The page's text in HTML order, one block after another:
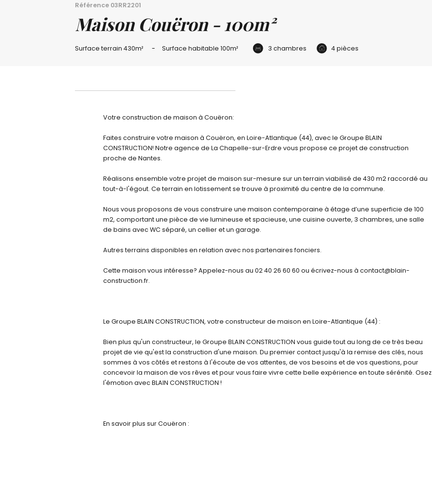
Référence 03RR2201
Maison Couëron - 100m²
Surface terrain 430m² Surface habitable100m² 3 chambres 4 pièces
Votre construction de maison à Couëron:
Faites construire votre maison à Couëron, en Loire-Atlantique (44), avec le Groupe BLAIN
CONSTRUCTION! Notre agence de La Chapelle-sur-Erdre vous propose ce projet de construction
proche de Nantes.
Réalisons ensemble votre projet de maison sur-mesure sur un terrain viabilisé de 430 m2 raccordé au
tout-à-l'égout. Ce terrain en lotissement se trouve à proximité du centre de la commune.
Nous vous proposons de vous construire une maison contemporaine à étage d’une superficie de 100
m2, comportant une pièce de vie lumineuse et spacieuse, une cuisine ouverte, 3 chambres, une salle
de bains avec WC séparé, un cellier et un garage.
Autres terrains disponibles en relation avec nos partenaires fonciers.
Cette maison vous intéresse? Appelez-nous au 02 40 26 60 60 ou écrivez-nous à contact@blain-
construction.fr.
Le Groupe BLAIN CONSTRUCTION, votre constructeur de maison en Loire-Atlantique (44) :
Bien plus qu'un constructeur, le Groupe BLAIN CONSTRUCTION vous guide tout au long de ce très beau
projet de vie qu'est la construction d'une maison. Du premier contact jusqu'à la remise des clés, nous
sommes à vos côtés et restons à l'écoute de vos attentes, de vos besoins et de vos questions, pour
concevoir la maison de vos rêves et pour vous faire vivre cette belle expérience en toute sérénité. Osez
l'émotion avec BLAIN CONSTRUCTION !
En savoir plus sur Couëron :